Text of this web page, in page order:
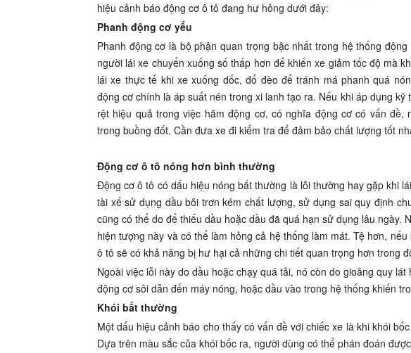
hiệu cảnh báo động cơ ô tô đang hư hỏng dưới đây:
Phanh động cơ yếu
Phanh động cơ là bộ phận quan trọng bậc nhất trong hệ thống
người lái xe chuyển xuống số thấp hơn để khiến xe giảm tốc độ mà
lái xe thực tế khi xe xuống dốc, đổ đèo để tránh má phanh quá
động cơ chính là áp suất nén trong xi lanh tạo ra. Nếu khi áp dụng
rệt hiệu quả trong việc hãm động cơ, có nghĩa động cơ có vấn đề,
trong buồng đốt. Cần đưa xe đi kiểm tra để đảm bảo chất lượng tốt
Động cơ ô tô nóng hơn bình thường
Động cơ ô tô có dấu hiệu nóng bất thường là lỗi thường hay gặp khi
tài xế sử dụng dầu bôi trơn kém chất lượng, sử dụng sai quy định
cũng có thể do để thiếu dầu hoặc dầu đã quá hạn sử dụng lâu ngày.
hiện tượng này và có thể làm hỏng cả hệ thống làm mát. Tệ hơn,
ô tô sẽ có khả năng bị hư hại cả những chi tiết quan trọng hơn trong
Ngoài việc lỗi này do dầu hoặc chạy quá tải, nó còn do gioăng quy
động cơ sôi dẫn đến máy nóng, hoặc dầu vào trong hệ thống khiến
Khói bất thường
Một dấu hiệu cảnh báo cho thấy có vấn đề với chiếc xe là khi khói
Dựa trên màu sắc của khói bốc ra, người dùng có thể phán đoán